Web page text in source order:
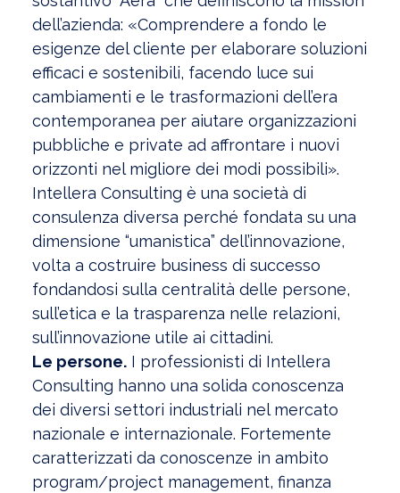
dell’azienda: «Comprendere a fondo le
esigenze del cliente per elaborare soluzioni
efficaci e sostenibili, facendo luce sui
cambiamenti e le trasformazioni dell’era
contemporanea per aiutare organizzazioni
pubbliche e private ad affrontare i nuovi
orizzonti nel migliore dei modi possibili».
Intellera Consulting è una società di
consulenza diversa perché fondata su una
dimensione “umanistica” dell’innovazione,
volta a costruire business di successo
fondandosi sulla centralità delle persone,
sull’etica e la trasparenza nelle relazioni,
sull’innovazione utile ai cittadini.
Le persone. I professionisti di Intellera
Consulting hanno una solida conoscenza
dei diversi settori industriali nel mercato
nazionale e internazionale. Fortemente
caratterizzati da conoscenze in ambito
program/project management, finanza